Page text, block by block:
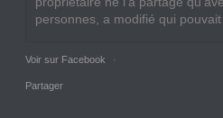
personnes, a modifié qui
Voir sur Facebook ·
Partager